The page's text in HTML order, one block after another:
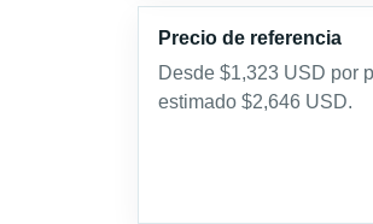
Precio de referencia
Desde $1,323 USD por
estimado $2,646 USD.